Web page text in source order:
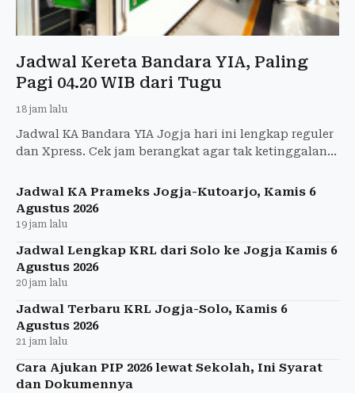
Jadwal Kereta Bandara YIA, Paling
Pagi 04.20 WIB dari Tugu
18 jam lalu
Jadwal KA Bandara YIA Jogja hari ini lengkap reguler
dan Xpress. Cek jam berangkat agar tak ketinggalan
Jadwal KA Prameks Jogja-Kutoarjo, Kamis 6
Agustus 2026
19 jam lalu
Jadwal Lengkap KRL dari Solo ke Jogja Kamis 6
Agustus 2026
20 jam lalu
Jadwal Terbaru KRL Jogja-Solo, Kamis 6
Agustus 2026
21 jam lalu
Cara Ajukan PIP 2026 lewat Sekolah, Ini Syarat
dan Dokumennya